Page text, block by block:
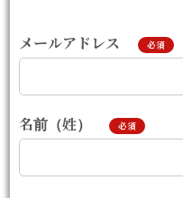
メールアドレス 必須
名前（姓） 必須